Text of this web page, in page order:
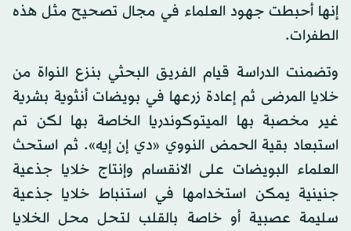
إنها أحبطت جهود العلماء في مجال تصحيح مثل هذه
الطفرات.
وتضمنت الدراسة قيام الفريق البحثي بنزع النواة من
خلايا المرضى ثم إعادة زرعها في بويضات أنثوية بشرية
غير مخصبة بها الميتوكوندريا الخاصة بها لكن تم
استبعاد بقية الحمض النووي «دي إن إيه». ثم استحث
العلماء البويضات على الانقسام وإنتاج خلايا جذعية
جنينية يمكن استخدامها في استنباط خلايا جذعية
سليمة عصبية أو خاصة بالقلب لتحل محل الخلايا